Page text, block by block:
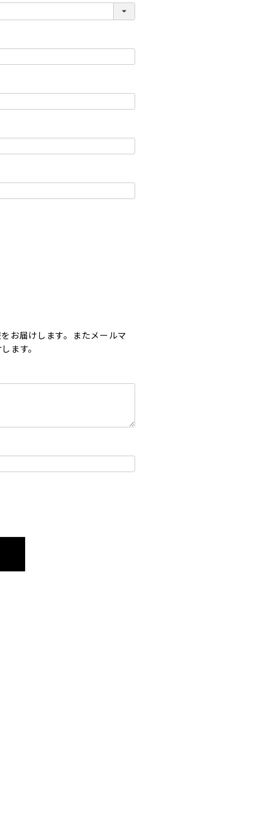
お届けします。またメールマ
ます。